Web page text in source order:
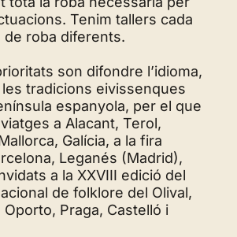
Tenim tallers cada
de roba diferents.
son difondre l’idioma,
tradicions eivissenques
espanyola, per el que
a Alacant, Terol,
Galícia, a la fira
Leganés (Madrid),
a la XXVIII edició del
de folklore del Olival,
Oporto, Praga, Castelló i